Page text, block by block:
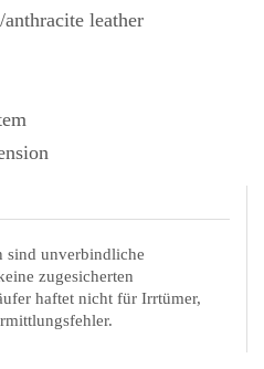
leather
sind unverbindliche
zugesicherten
haftet nicht für Irrtümer,